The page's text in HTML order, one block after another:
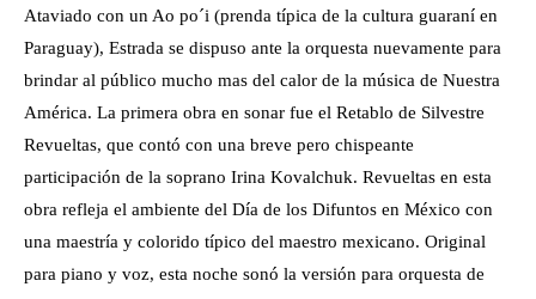
Ataviado con un Ao po´i (prenda típica de la cultura guaraní en
Paraguay), Estrada se dispuso ante la orquesta nuevamente para
brindar al público mucho mas del calor de la música de Nuestra
América. La primera obra en sonar fue el Retablo de Silvestre
Revueltas, que contó con una breve pero chispeante
participación de la soprano Irina Kovalchuk. Revueltas en esta
obra refleja el ambiente del Día de los Difuntos en México con
una maestría y colorido típico del maestro mexicano. Original
para piano y voz, esta noche sonó la versión para orquesta de